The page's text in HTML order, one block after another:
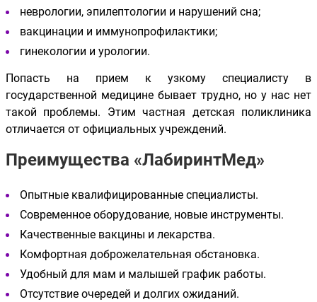
неврологии, эпилептологии и нарушений сна;
вакцинации и иммунопрофилактики;
гинекологии и урологии.
Попасть на прием к узкому специалисту в
государственной медицине бывает трудно, но у нас нет
такой проблемы. Этим частная детская поликлиника
отличается от официальных учреждений.
Преимущества «ЛабиринтМед»
Опытные квалифицированные специалисты.
Современное оборудование, новые инструменты.
Качественные вакцины и лекарства.
Комфортная доброжелательная обстановка.
Удобный для мам и малышей график работы.
Отсутствие очередей и долгих ожиданий.